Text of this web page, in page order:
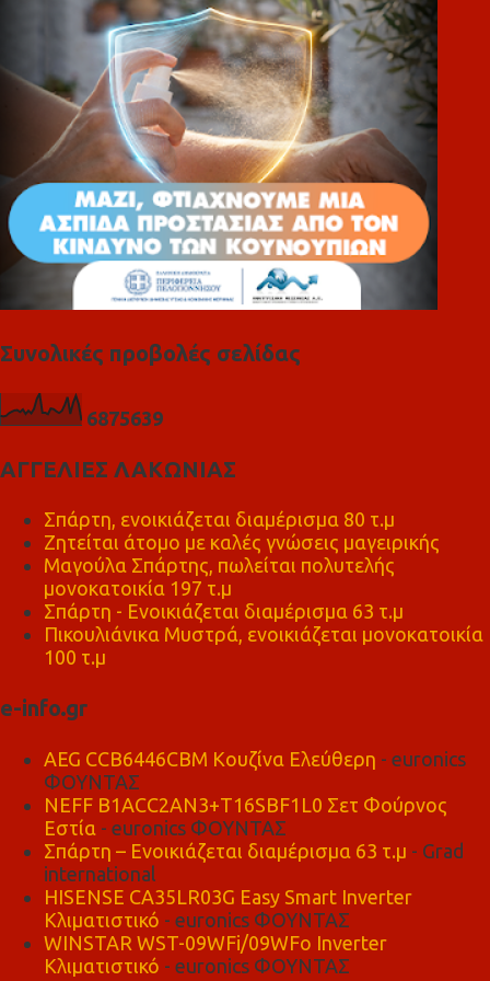
Συνολικές προβολές σελίδας
6875639
ΑΓΓΕΛΙΕΣ ΛΑΚΩΝΙΑΣ
Σπάρτη, ενοικιάζεται διαμέρισμα 80 τ.μ
Ζητείται άτομο με καλές γνώσεις μαγειρικής
Μαγούλα Σπάρτης, πωλείται πολυτελής
μονοκατοικία 197 τ.μ
Σπάρτη - Ενοικιάζεται διαμέρισμα 63 τ.μ
Πικουλιάνικα Μυστρά, ενοικιάζεται μονοκατοικία
100 τ.μ
e-info.gr
AEG CCB6446CBM Κουζίνα Ελεύθερη - euronics
ΦΟΥΝΤΑΣ
NEFF B1ACC2AN3+T16SBF1L0 Σετ Φούρνος
Εστία - euronics ΦΟΥΝΤΑΣ
Σπάρτη – Ενοικιάζεται διαμέρισμα 63 τ.μ - Grad
international
HISENSE CA35LR03G Easy Smart Inverter
Κλιματιστικό - euronics ΦΟΥΝΤΑΣ
WINSTAR WST-09WFi/09WFo Inverter
Κλιματιστικό - euronics ΦΟΥΝΤΑΣ